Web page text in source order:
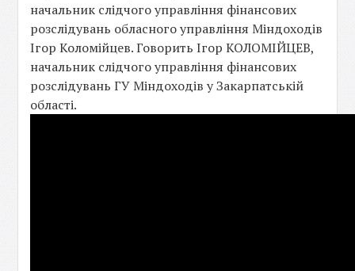
начальник слідчого управління фінансових
розслідувань обласного управління Міндоходів
Ігор Коломійцев. Говорить Ігор КОЛОМІЙЦЕВ,
начальник слідчого управління фінансових
розслідувань ГУ Міндоходів у Закарпатській
області.